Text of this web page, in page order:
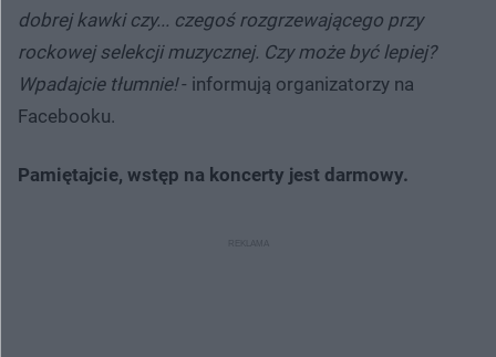
dobrej kawki czy... czegoś rozgrzewającego przy
rockowej selekcji muzycznej. Czy może być lepiej?
Wpadajcie tłumnie!- informują organizatorzy na
Facebooku.
Pamiętajcie, wstęp na koncerty jest darmowy.